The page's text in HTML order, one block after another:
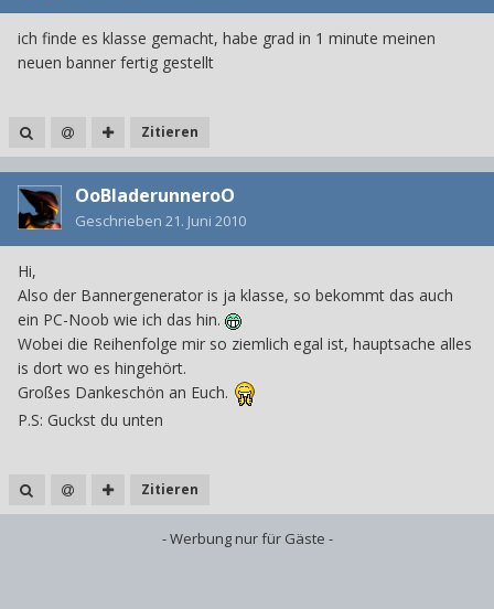
ich finde es klasse gemacht, habe grad in 1 minute meinen
neuen banner fertig gestellt
Zitieren
OoBladerunneroO
Geschrieben 21. Juni 2010
Hi,
Also der Bannergenerator is ja klasse, so bekommt das auch
ein PC-Noob wie ich das hin.
Wobei die Reihenfolge mir so ziemlich egal ist, hauptsache alles
is dort wo es hingehört.
Großes Dankeschön an Euch.
P.S: Guckst du unten
Zitieren
- Werbung nur für Gäste -